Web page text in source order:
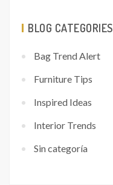
BLOG CATEGORIES
Bag Trend Alert
Furniture Tips
Inspired Ideas
Interior Trends
Sin categoría